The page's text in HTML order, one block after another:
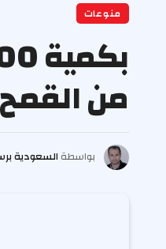
منوعات
من
بواسطة السعودية